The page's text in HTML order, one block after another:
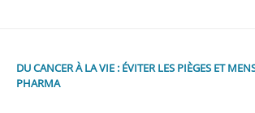
DU CANCER À LA VIE : ÉVITER LES PIÈGES ET
PHARMA